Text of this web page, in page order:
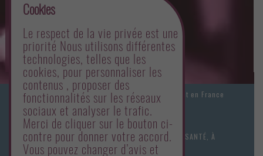
organisées par Philippe
toute l’année et des offres
mensuelles sur un whisky
en particulier.
Les prix des produits sont valables uniquement en France
métropolitaine.
L'ABUS D'ALCOOL EST DANGEREUX POUR LA SANTÉ, À
Cookies
Le respect de la vie privée est une
priorité Nous utilisons différentes
technologies, telles que les
cookies, pour personnaliser les
contenus , proposer des
fonctionnalités sur les réseaux
sociaux et analyser le trafic.
Merci de cliquer sur le bouton ci-
contre pour donner votre accord.
Vous pouvez changer d’avis et